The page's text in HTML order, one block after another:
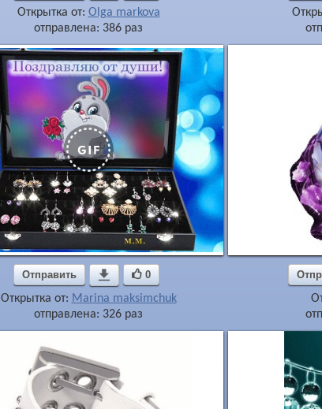
Открытка от: Olga markova
отправлена: 386 раз
Отправить  0
Открытка от: Marina maksimchuk
отправлена: 326 раз